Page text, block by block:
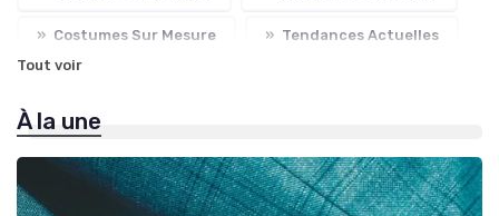
» Costumes Sur Mesure » Tendances Actuelles
Tout voir
À la une